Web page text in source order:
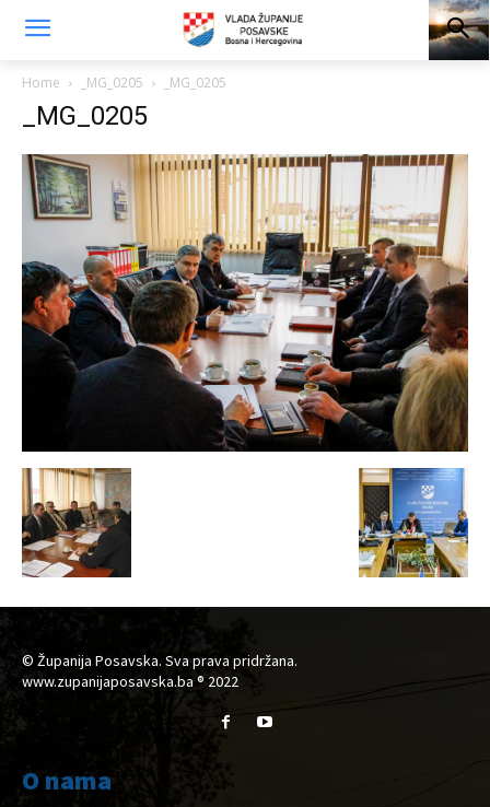
Home _MG_0205 _MG_0205
_MG_0205
© Županija Posavska. Sva prava pridržana.
www.zupanijaposavska.ba ® 2022
O nama